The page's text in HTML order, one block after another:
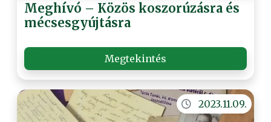
Meghívó – Közös koszorúzásra és
mécsesgyújtásra
Megtekintés
2023.11.09.